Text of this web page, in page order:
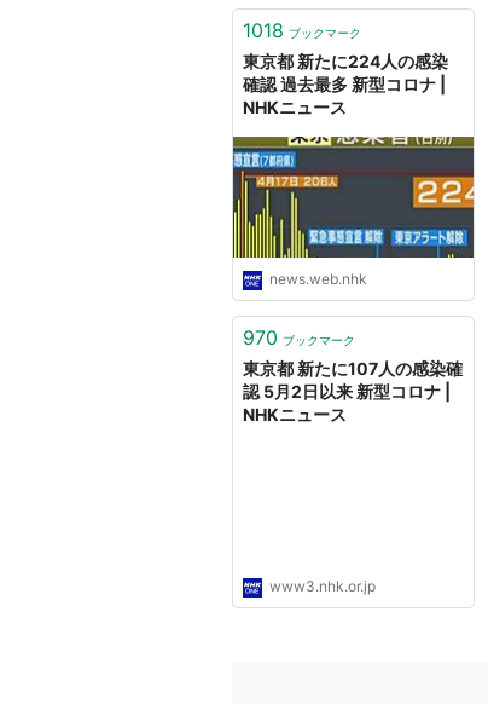
1018 ブックマーク
東京都 新たに224人の感染
確認 過去最多 新型コロナ |
NHKニュース
news.web.nhk
970 ブックマーク
東京都 新たに107人の感染確
認 5月2日以来 新型コロナ |
NHKニュース
www3.nhk.or.jp